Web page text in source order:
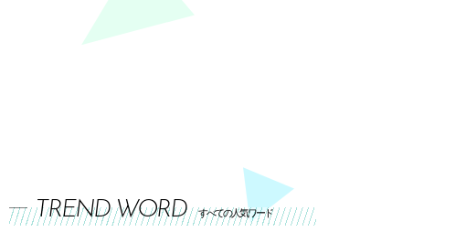
TREND WORD すべての人気ワード